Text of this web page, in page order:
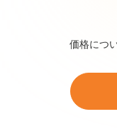
価格につ